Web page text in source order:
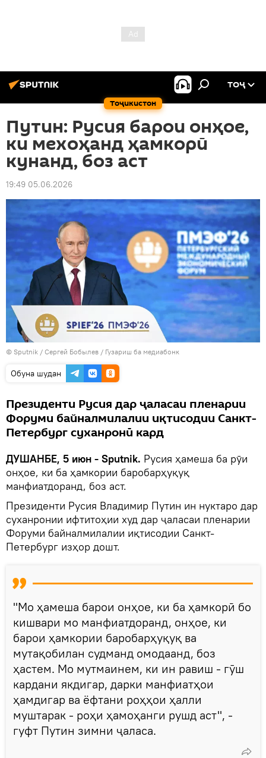
Тоҷикистон
ТОҶ
Путин: Русия барои онҳое,
ки мехоҳанд ҳамкорӣ
кунанд, боз аст
19:49 05.06.2026
© Sputnik / Сергей Бобылев / Гузариш ба медиабонк
Обуна шудан
Президенти Русия дар ҷаласаи пленарии
Форуми байналмилалии иқтисодии Санкт-
Петербург суханронӣ кард
ДУШАНБЕ, 5 июн - Sputnik. Русия ҳамеша ба рӯи
онҳое, ки ба ҳамкории баробарҳуқуқ
манфиатдоранд, боз аст.
Президенти Русия Владимир Путин ин нуктаро дар
суханронии ифтитоҳии худ дар ҷаласаи пленарии
Форуми байналмилалии иқтисодии Санкт-
Петербург изҳор дошт.
"Мо ҳамеша барои онҳое, ки ба ҳамкорӣ бо
кишвари мо манфиатдоранд, онҳое, ки
барои ҳамкории баробарҳуқуқ ва
мутақобилан судманд омодаанд, боз
ҳастем. Мо мутмаинем, ки ин равиш - гӯш
кардани якдигар, дарки манфиатҳои
ҳамдигар ва ёфтани роҳҳои ҳалли
муштарак - роҳи ҳамоҳанги рушд аст", -
гуфт Путин зимни ҷаласа.